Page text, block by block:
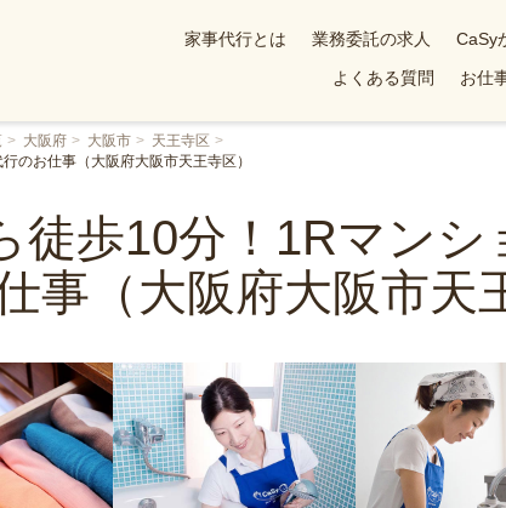
家事代行とは 業務委託の求人 CaSy
よくある質問
お仕
大阪府 大阪市
天王寺区
のお仕事（大阪府大阪市天王寺区）
徒歩10分！1Rマン
事（大阪府大阪市天